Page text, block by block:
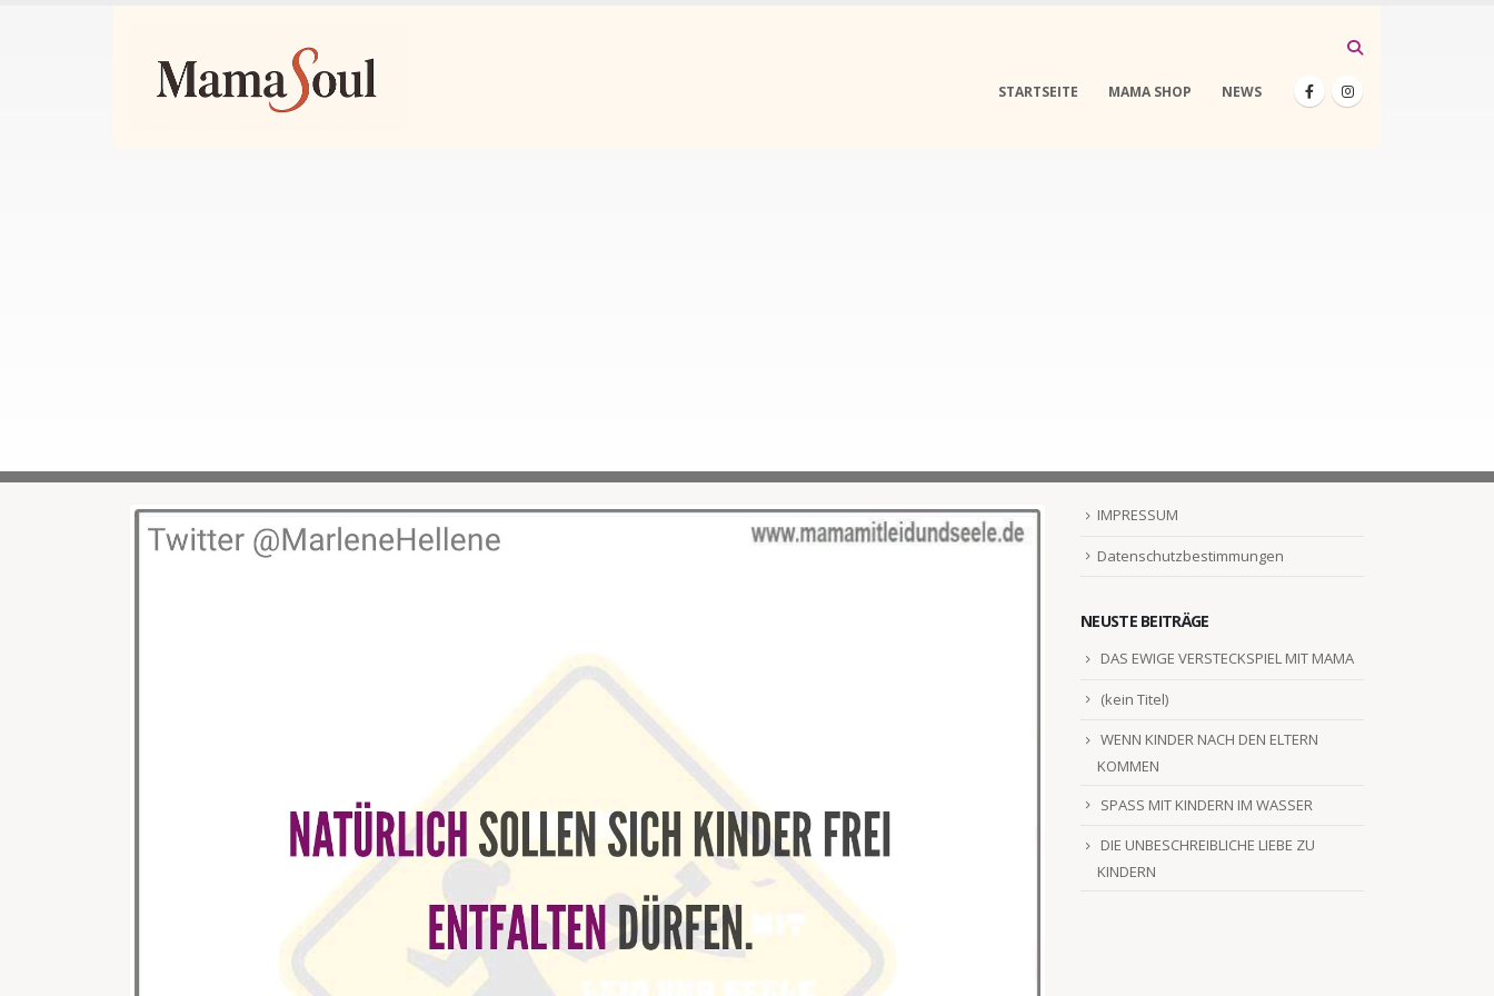
STARTSEITE MAMA SHOP NEWS
IMPRESSUM
Datenschutzbestimmungen
NEUSTE BEITRÄGE
DAS EWIGE VERSTECKSPIEL MIT MAMA
(kein Titel)
WENN KINDER NACH DEN ELTERN
KOMMEN
SPASS MIT KINDERN IM WASSER
DIE UNBESCHREIBLICHE LIEBE ZU
KINDERN